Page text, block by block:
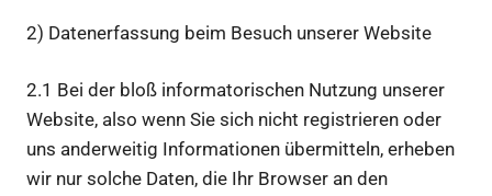
2) Datenerfassung beim Besuch unserer Website
2.1 Bei der bloß informatorischen Nutzung unserer
Website, also wenn Sie sich nicht registrieren oder
uns anderweitig Informationen übermitteln, erheben
wir nur solche Daten, die Ihr Browser an den